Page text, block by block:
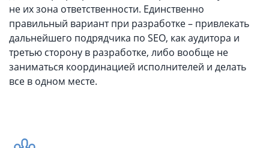
не их зона ответственности. Единственно
правильный вариант при разработке – привлекать
дальнейшего подрядчика по SEO, как аудитора и
третью сторону в разработке, либо вообще не
заниматься координацией исполнителей и делать
все в одном месте.